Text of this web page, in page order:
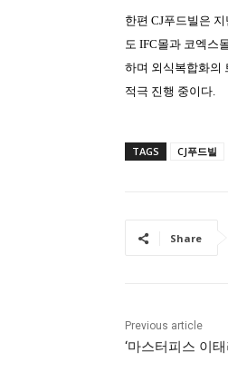
한편 CJ푸드빌은 지
도 IFC몰과 코엑스
하며 외식복합화의
적극 진행 중이다.
TAGS CJ푸드빌
Share
Previous article
‘마스터피스 이